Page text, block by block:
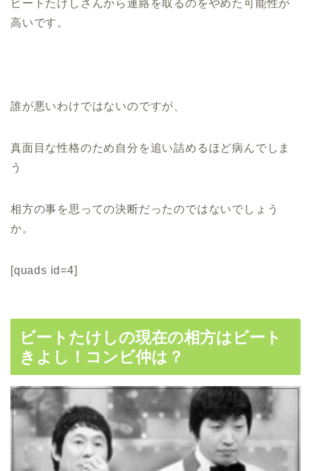
ビートたけしさんから連絡を取るのをやめた可能性が
高いです。
誰が悪いわけではないのですが、
真面目な性格のため自分を追い詰めるほど病んでしま
う
相方の事を思っての決断だったのではないでしょう
か。
[quads id=4]
ビートたけしの現在の相方はビート
きよし！コンビ仲は？